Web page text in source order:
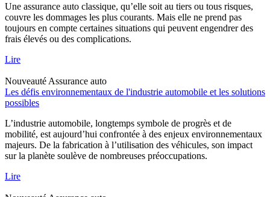
Une assurance auto classique, qu’elle soit au tiers ou tous risques,
couvre les dommages les plus courants. Mais elle ne prend pas
toujours en compte certaines situations qui peuvent engendrer des
frais élevés ou des complications.
Lire
Nouveauté Assurance auto
Les défis environnementaux de l'industrie automobile et les solutions
possibles
L’industrie automobile, longtemps symbole de progrès et de
mobilité, est aujourd’hui confrontée à des enjeux environnementaux
majeurs. De la fabrication à l’utilisation des véhicules, son impact
sur la planète soulève de nombreuses préoccupations.
Lire